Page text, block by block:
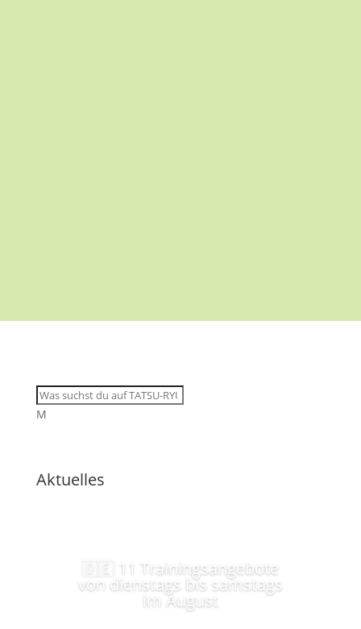
M
Aktuelles
🇩🇪 11 Trainingsangebote
von dienstags bis samstags
im August